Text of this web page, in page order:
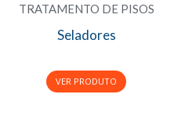
TRATAMENTO DE PISOS
Seladores